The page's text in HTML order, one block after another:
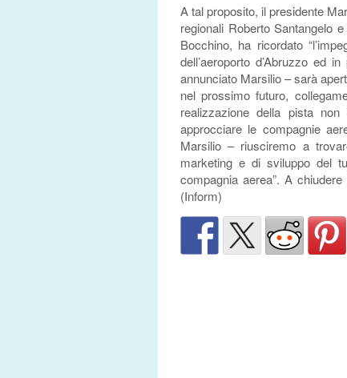
A tal proposito, il presidente
regionali Roberto Santangelo
Bocchino, ha ricordato
dell’aeroporto d’Abruzzo ed
annunciato Marsilio – sarà
nel prossimo futuro,
realizzazione della pista
approcciare le compagnie
Marsilio – riusciremo a
marketing e di sviluppo del
compagnia aerea”. A chiudere
(Inform)